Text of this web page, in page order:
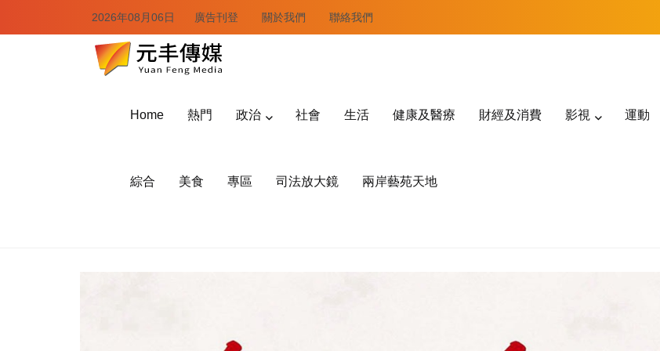
2026年08月06日 廣告刊登 關於我們 聯絡我們
Home 熱門 政治 社會 生活 健康及醫療 財經及消費 影視 運動
綜合 美食 專區 司法放大鏡 兩岸藝苑天地